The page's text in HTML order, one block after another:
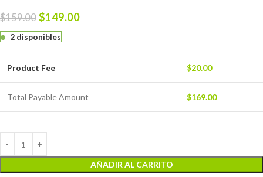
$159.00 $149.00
2 disponibles
Product Fee $20.00
Total Payable Amount $169.00
AÑADIR AL CARRITO